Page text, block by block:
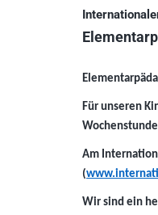
Für unseren
Am
(
Wir sind ein